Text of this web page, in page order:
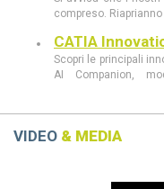
compreso.
CATIA
Scopri le principali
AI Companion,
intelligente, realtà
CATIA
Scopri al CATIA
VIDEO & MEDIA